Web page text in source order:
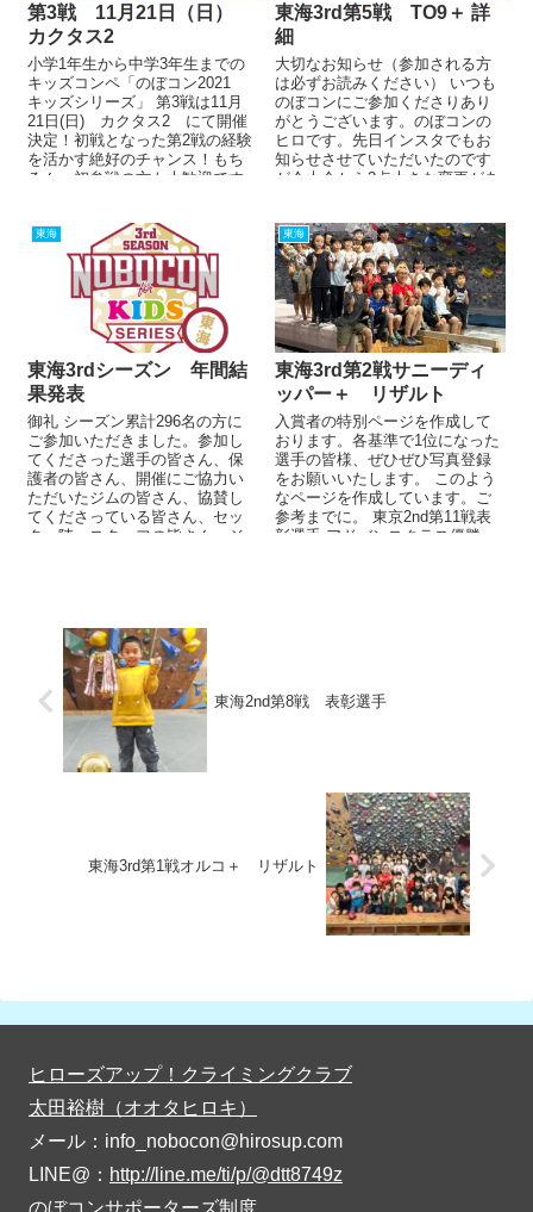
第3戦 11月21日（日）
カクタス2
小学1年生から中学3年生までの
キッズコンペ「のぼコン2021
キッズシリーズ」 第3戦は11月
21日(日) カクタス2 にて開催
決定！初戦となった第2戦の経験
を活かす絶好のチャンス！もち
ろん、初参戦の方も大歓迎です
東海3rd第5戦 TO9＋ 詳
細
大切なお知らせ（参加される方
は必ずお読みください） いつも
のぼコンにご参加くださりあり
がとうございます。のぼコンの
ヒロです。先日インスタでもお
知らせさせていただいたのです
が今大会から2点大きな変更があ
東海
東海3rdシーズン 年間結
果発表
御礼 シーズン累計296名の方に
ご参加いただきました。参加し
てくださった選手の皆さん、保
護者の皆さん、開催にご協力い
ただいたジムの皆さん、協賛し
てくださっている皆さん、セッ
ター陣、スタッフの皆さん、ジ
東海
東海3rd第2戦サニーディ
ッパー＋ リザルト
入賞者の特別ページを作成して
おります。各基準で1位になった
選手の皆様、ぜひぜひ写真登録
をお願いいたします。 このよう
なページを作成しています。ご
参考までに。 東京2nd第11戦表
彰選手 アドバンスクラス優勝・
東海2nd第8戦 表彰選手
東海3rd第1戦オルコ＋ リザルト
ヒローズアップ！クライミングクラブ
太田裕樹（オオタヒロキ）
メール：info_nobocon@hirosup.com
LINE@： http://line.me/ti/p/@dtt8749z
のぼコンサポーターズ制度